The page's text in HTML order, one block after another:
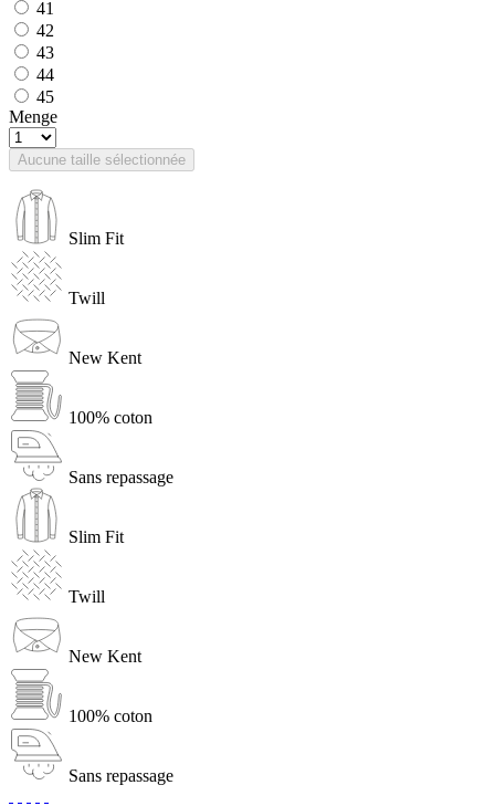
41
42
43
44
45
Menge
Aucune taille sélectionnée
Slim Fit
Twill
New Kent
100% coton
Sans repassage
Slim Fit
Twill
New Kent
100% coton
Sans repassage